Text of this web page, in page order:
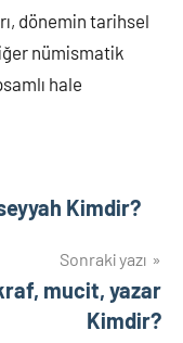
dönemin tarihsel
nümismatik
hale
Kimdir?
Sonraki yazı
mucit, yazar
Kimdir?